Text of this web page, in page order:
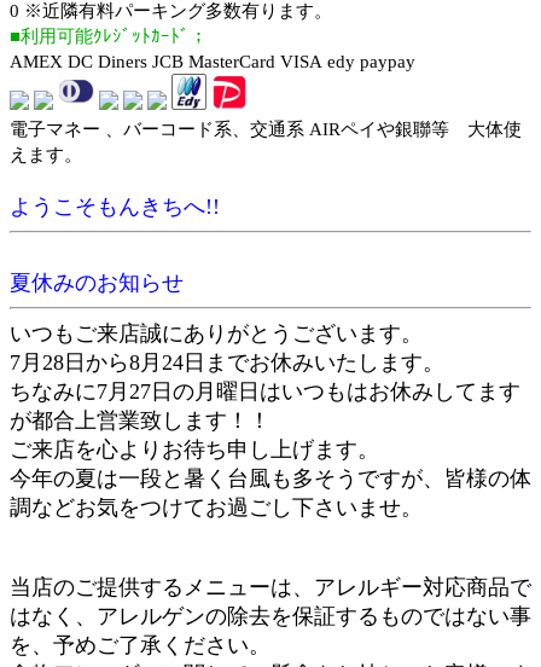
0 ※近隣有料パーキング多数有ります。
■利用可能ｸﾚｼﾞｯﾄｶｰﾄﾞ；
AMEX DC Diners JCB MasterCard VISA edy paypay
電子マネー 、バーコード系、交通系 AIRペイや銀聯等 大体使
えます。
ようこそもんきちへ!!
夏休みのお知らせ
いつもご来店誠にありがとうございます。
7月28日から8月24日までお休みいたします。
ちなみに7月27日の月曜日はいつもはお休みしてます
が都合上営業致します！！
ご来店を心よりお待ち申し上げます。
今年の夏は一段と暑く台風も多そうですが、皆様の体
調などお気をつけてお過ごし下さいませ。
当店のご提供するメニューは、アレルギー対応商品で
はなく、アレルゲンの除去を保証するものではない事
を、予めご了承ください。